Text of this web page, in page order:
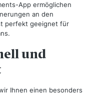
App ermöglichen
an den
perfekt geeignet für
und
Ihnen einen besonders